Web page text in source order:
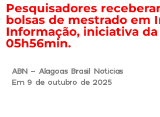
Pesquisadores
bolsas de mestrado em
Informação, iniciativa
05h56min.
ABN - Alagoas Brasil Noticias
Em 9 de outubro de 2025